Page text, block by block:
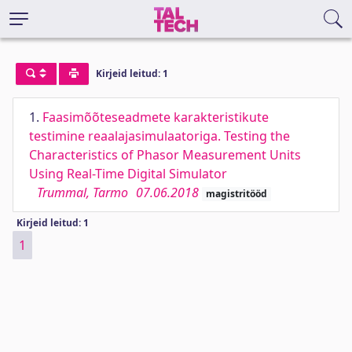
Kirjeid leitud: 1
1. Faasimõõteseadmete karakteristikute
testimine reaalajasimulaatoriga. Testing the
Characteristics of Phasor Measurement Units
Using Real-Time Digital Simulator
Trummal, Tarmo 07.06.2018 magistritööd
Kirjeid leitud: 1
1